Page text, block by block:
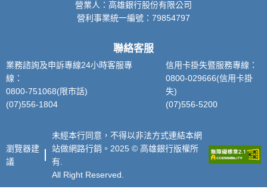
營業人：高雄銀行股份有限公司
營利事業統一編號：79854797
聯絡客服
業務諮詢及申訴專線24小時客服專
線：
0800-751068(限市話)
(07)556-1804
信用卡掛失暨服務專線：
0800-029666(信用卡掛
失)
(07)556-5200
瀏覽器建
議
未經本行同意，不得以非法方式連結本網
站做網路行銷。2025 © 高雄銀行版權所
有.
All Right Reserved.